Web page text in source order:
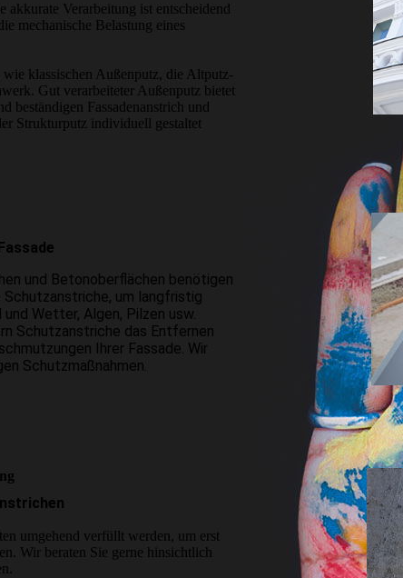
akkurate Verarbeitung ist entscheidend
mechanische Belastung eines
wie klassischen Außenputz, die Altputz­
Gut verarbeiteter Außenputz bietet
beständigen Fassaden­anstrich und
Strukturputz individuell gestaltet
und Betonoberflächen benötigen
Schutz­anstriche, um langfristig
Wetter, Algen, Pilzen usw.
Schutz­anstriche das Entfernen
Ihrer Fassade. Wir
Schutz­maßnahmen.
umgehend verfüllt werden, um erst
Wir beraten Sie gerne hinsichtlich